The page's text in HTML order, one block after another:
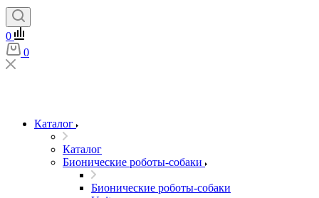
0
0
Каталог
Каталог
Бионические роботы-собаки
Бионические роботы-собаки